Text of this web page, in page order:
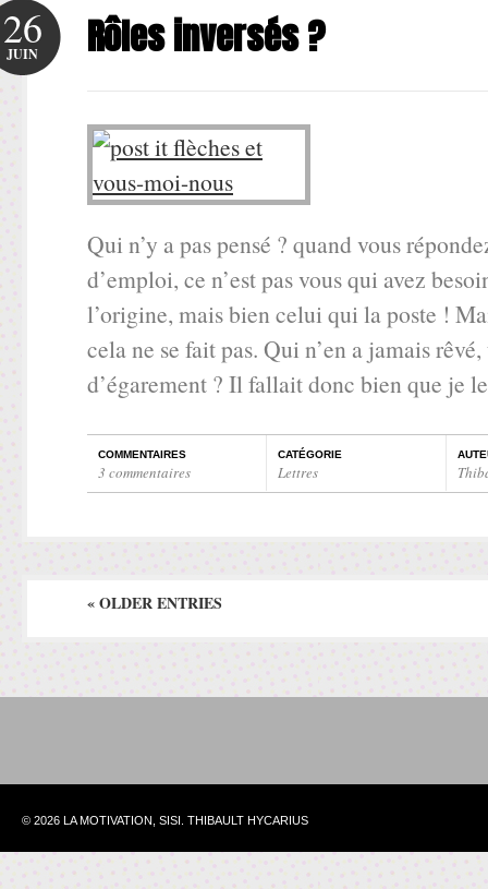
Rôles inversés ?
26
JUIN
Qui n’y a pas pensé ? quand vous
d’emploi, ce n’est pas vous qui avez
l’origine, mais bien celui qui la poste !
cela ne se fait pas. Qui n’en a jamais
d’égarement ? Il fallait donc bien que je
COMMENTAIRES
3 commentaires
CATÉGORIE
Lettres
« OLDER ENTRIES
© 2026 LA MOTIVATION, SISI. THIBAULT HYCARIUS